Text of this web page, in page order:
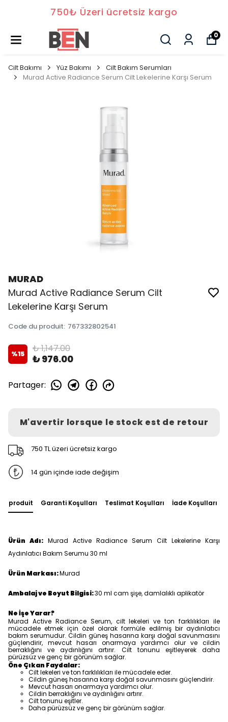
750₺ Üzeri ücretsiz kargo
0
Cilt Bakımı Yüz Bakımı
Cilt Bakım Serumları
Murad Active Radiance Serum Cilt Lekelerine Karşı Serum
MURAD
Murad Active Radiance Serum Cilt
Lekelerine Karşı Serum
Code du produit: 767332802541
%15 ₺ 1,147.00
₺ 976.00
Partager:
M'avertir lorsque le stock est de retour
750 TL üzeri ücretsiz kargo
14 gün içinde iade değişim
produit Garanti Koşulları Teslimat Koşulları İade Koşulları
Ürün Adı: Murad Active Radiance Serum Cilt Lekelerine Karşı
Aydınlatıcı Bakım Serumu 30 ml
Ürün Markası:Murad
Ambalaj ve Boyut Bilgisi:30 ml cam şişe, damlalıklı aplikatör
Ne İşe Yarar?
Murad Active Radiance Serum, cilt lekeleri ve ton farklılıkları ile
mücadele etmek için özel olarak formüle edilmiş bir aydınlatıcı
bakım serumudur. Cildin güneş hasarına karşı doğal savunmasını
güçlendirir, mevcut hasarı onarmaya yardımcı olur ve cildin
berraklığını ve aydınlığını artırır. Cilt tonunu eşitleyerek daha
pürüzsüz ve genç bir görünüm sağlar.
Öne Çıkan Faydalar:
Cilt lekeleri ve ton farklılıkları ile mücadele eder.
Cildin güneş hasarına karşı doğal savunmasını güçlendirir.
Mevcut hasarı onarmaya yardımcı olur.
Cildin berraklığını ve aydınlığını artırır.
Cilt tonunu eşitler.
Daha pürüzsüz ve genç bir görünüm sağlar.